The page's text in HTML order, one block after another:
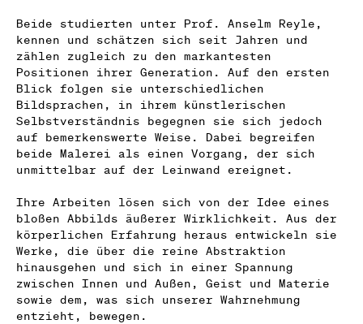
Beide studierten unter Prof. Anselm Reyle,
kennen und schätzen sich seit Jahren und
zählen zugleich zu den markantesten
Positionen ihrer Generation. Auf den ersten
Blick folgen sie unterschiedlichen
Bildsprachen, in ihrem künstlerischen
Selbstverständnis begegnen sie sich jedoch
auf bemerkenswerte Weise. Dabei begreifen
beide Malerei als einen Vorgang, der sich
unmittelbar auf der Leinwand ereignet.
Ihre Arbeiten lösen sich von der Idee eines
bloßen Abbilds äußerer Wirklichkeit. Aus der
körperlichen Erfahrung heraus entwickeln sie
Werke, die über die reine Abstraktion
hinausgehen und sich in einer Spannung
zwischen Innen und Außen, Geist und Materie
sowie dem, was sich unserer Wahrnehmung
entzieht, bewegen.